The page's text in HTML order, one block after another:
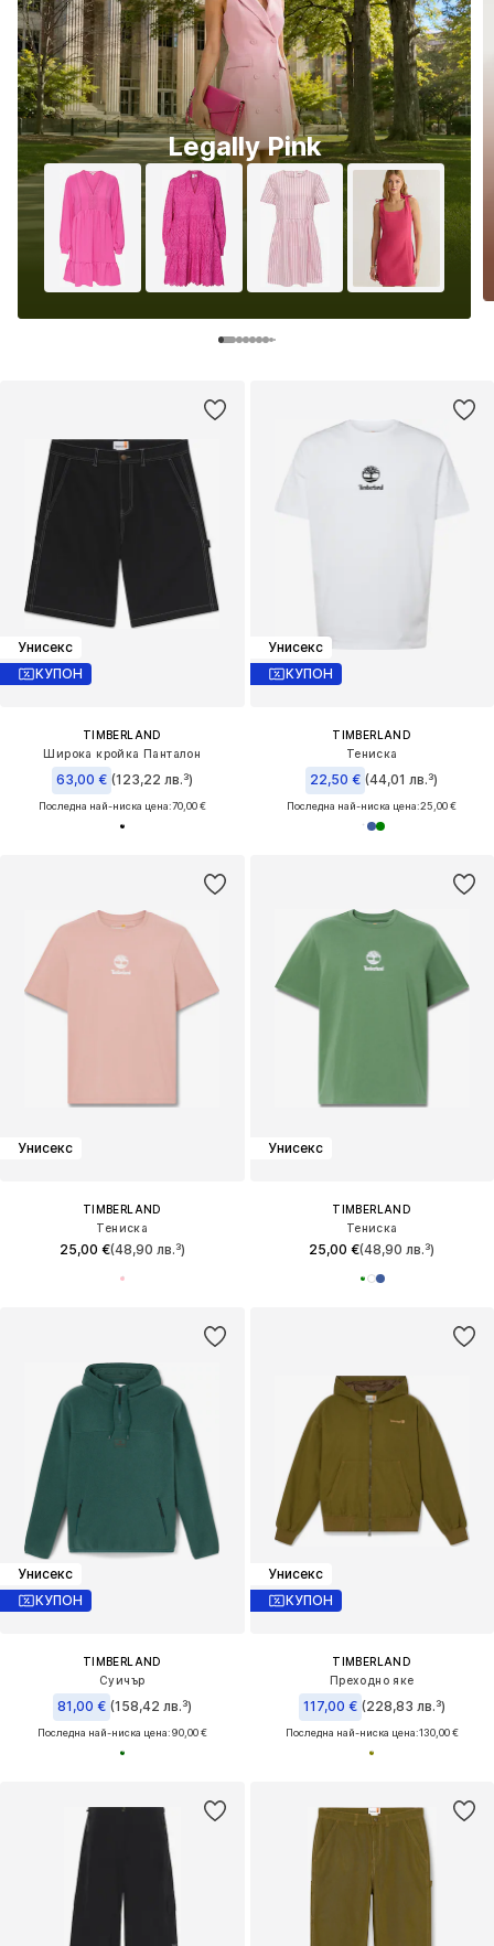
Legally Pink
Унисекс
КУПОН
TIMBERLAND
Широка кройка Панталон
63,00 € (123,22 лв.³)
Последна най-ниска цена:70,00 €
Унисекс
КУПОН
TIMBERLAND
Тениска
22,50 € (44,01 лв.³)
Последна най-ниска цена:25,00 €
Унисекс
TIMBERLAND
Тениска
25,00 €(48,90 лв.³)
Унисекс
TIMBERLAND
Тениска
25,00 €(48,90 лв.³)
Унисекс
КУПОН
TIMBERLAND
Суичър
81,00 € (158,42 лв.³)
Последна най-ниска цена:90,00 €
Унисекс
КУПОН
TIMBERLAND
Преходно яке
117,00 € (228,83 лв.³)
Последна най-ниска цена:130,00 €